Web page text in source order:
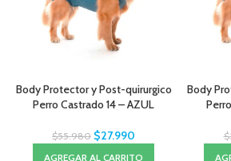
Body Protector y Post-quirurgico
Perro Castrado 14 – AZUL
$55.980 $27.990
AGREGAR AL CARRITO
Body
$